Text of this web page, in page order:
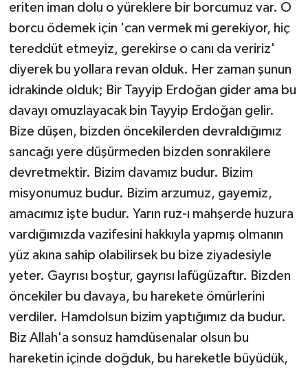
eriten iman dolu o yüreklere bir borcumuz var. O
borcu ödemek için 'can vermek mi gerekiyor, hiç
tereddüt etmeyiz, gerekirse o canı da veririz'
diyerek bu yollara revan olduk. Her zaman şunun
idrakinde olduk; Bir Tayyip Erdoğan gider ama bu
davayı omuzlayacak bin Tayyip Erdoğan gelir.
Bize düşen, bizden öncekilerden devraldığımız
sancağı yere düşürmeden bizden sonrakilere
devretmektir. Bizim davamız budur. Bizim
misyonumuz budur. Bizim arzumuz, gayemiz,
amacımız işte budur. Yarın ruz-ı mahşerde huzura
vardığımızda vazifesini hakkıyla yapmış olmanın
yüz akına sahip olabilirsek bu bize ziyadesiyle
yeter. Gayrısı boştur, gayrısı lafügüzaftır. Bizden
öncekiler bu davaya, bu harekete ömürlerini
verdiler. Hamdolsun bizim yaptığımız da budur.
Biz Allah'a sonsuz hamdüsenalar olsun bu
hareketin içinde doğduk, bu hareketle büyüdük,